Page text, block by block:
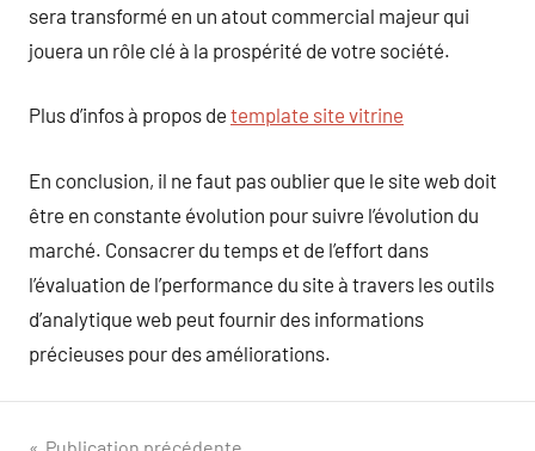
sera transformé en un atout commercial majeur qui
jouera un rôle clé à la prospérité de votre société.
Plus d’infos à propos de template site vitrine
En conclusion, il ne faut pas oublier que le site web doit
être en constante évolution pour suivre l’évolution du
marché. Consacrer du temps et de l’effort dans
l’évaluation de l’performance du site à travers les outils
d’analytique web peut fournir des informations
précieuses pour des améliorations.